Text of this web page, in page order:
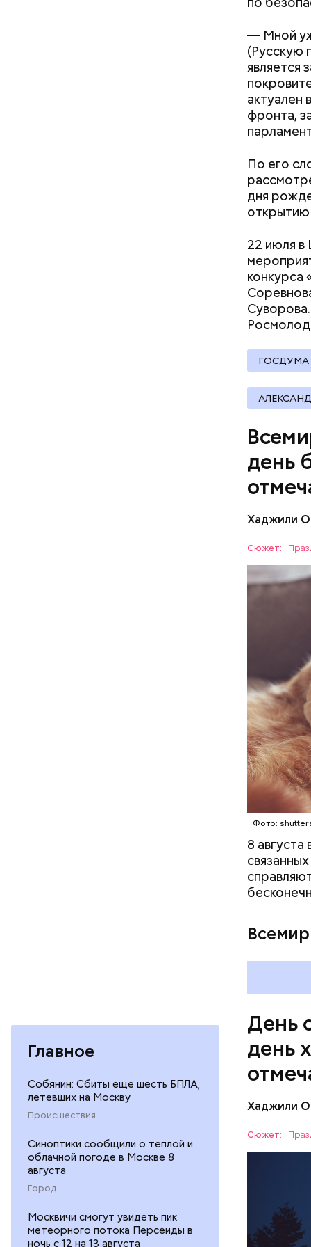
Главное
Собянин: Сбиты еще шесть БПЛА,
летевших на Москву
Происшествия
Синоптики сообщили о теплой и
облачной погоде в Москве 8
августа
Город
Москвичи смогут увидеть пик
метеорного потока Персеиды в
ночь с 12 на 13 августа
— Мной
(Русскую
является
актуален
фронта,
По его
дня
открытию
22 июля
конкурса
ГОСДУМА
день
Хаджили
Сюжет:
Фото:
8
фонд
любовь и
День
день
Хаджили
Сюжет:
День
любители
В
своими
День
ЕДА
—